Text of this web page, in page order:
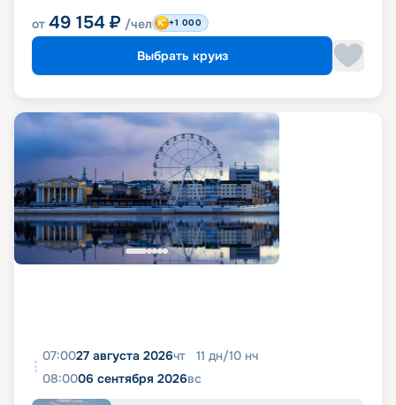
от 49 154 ₽ /чел +1 000
Выбрать круиз
07:0027 августа 2026чт 11 дн/10 нч
08:0006 сентября 2026вс